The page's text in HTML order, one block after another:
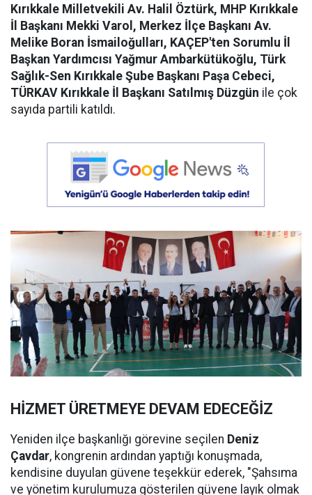
Kırıkkale Milletvekili Av. Halil Öztürk, MHP Kırıkkale
İl Başkanı Mekki Varol, Merkez İlçe Başkanı Av.
Melike Boran İsmailoğulları, KAÇEP'ten Sorumlu İl
Başkan Yardımcısı Yağmur Ambarkütükoğlu, Türk
Sağlık-Sen Kırıkkale Şube Başkanı Paşa Cebeci,
TÜRKAV Kırıkkale İl Başkanı Satılmış Düzgün ile çok
sayıda partili katıldı.
HİZMET ÜRETMEYE DEVAM EDECEĞİZ
Yeniden ilçe başkanlığı görevine seçilen Deniz
Çavdar, kongrenin ardından yaptığı konuşmada,
kendisine duyulan güvene teşekkür ederek, "Şahsıma
ve yönetim kurulumuza gösterilen güvene layık olmak